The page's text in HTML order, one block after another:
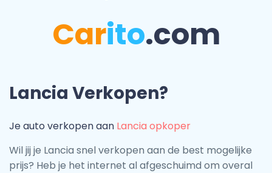
Carito.com
Lancia Verkopen?
Je auto verkopen aan Lancia opkoper
Wil jij je Lancia snel verkopen aan de best mogelijke
prijs? Heb je het internet al afgeschuimd om overal